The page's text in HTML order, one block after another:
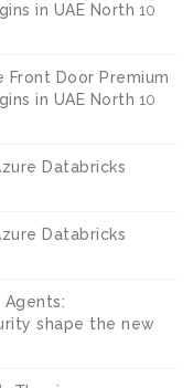
in UAE North 10
Front Door Premium
in UAE North 10
Databricks
Databricks
shape the new